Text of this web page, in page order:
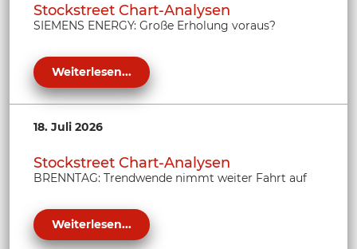
Stockstreet Chart-Analysen
SIEMENS ENERGY: Große Erholung voraus?
Weiterlesen...
18. Juli 2026
Stockstreet Chart-Analysen
BRENNTAG: Trendwende nimmt weiter Fahrt auf
Weiterlesen...